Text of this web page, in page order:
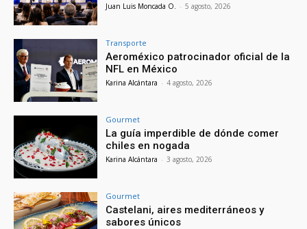
Juan Luis Moncada O. - 5 agosto, 2026
Transporte
Aeroméxico patrocinador oficial de la
NFL en México
Karina Alcántara - 4 agosto, 2026
Gourmet
La guía imperdible de dónde comer
chiles en nogada
Karina Alcántara - 3 agosto, 2026
Gourmet
Castelani, aires mediterráneos y
sabores únicos